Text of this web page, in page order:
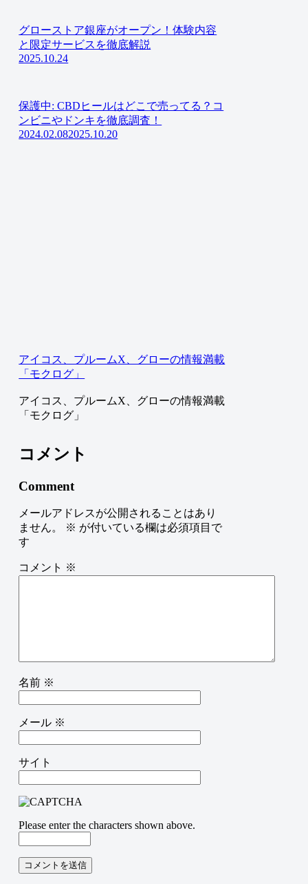
グローストア銀座がオープン！体験内容
と限定サービスを徹底解説
2025.10.24
保護中: CBDヒールはどこで売ってる？コ
ンビニやドンキを徹底調査！
2024.02.082025.10.20
アイコス、プルームX、グローの情報満載
「モクログ」
アイコス、プルームX、グローの情報満載
「モクログ」
コメント
Comment
メールアドレスが公開されることはあり
ません。
※ が付いている欄は必須項目で
す
コメント ※
名前 ※
メール ※
サイト
Please enter the characters shown above.